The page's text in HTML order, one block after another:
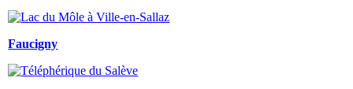
Faucigny